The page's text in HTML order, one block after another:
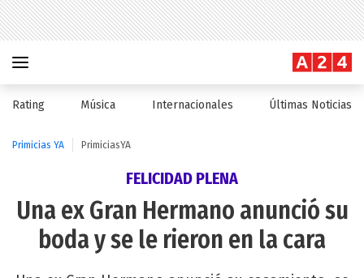
Rating Música Internacionales Últimas Noticias
Primicias YA PrimiciasYA
FELICIDAD PLENA
Una ex Gran Hermano anunció su
boda y se le rieron en la cara